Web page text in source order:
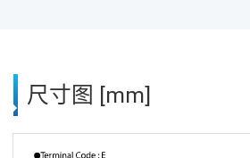
尺寸图 [mm]